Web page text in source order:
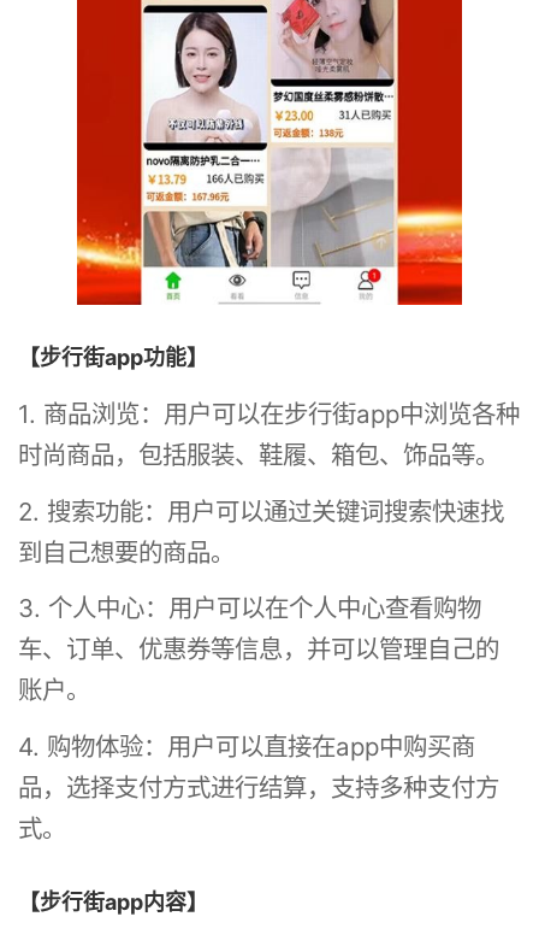
【步行街app功能】
1. 商品浏览：用户可以在步行街app中浏览各种
时尚商品，包括服装、鞋履、箱包、饰品等。
2. 搜索功能：用户可以通过关键词搜索快速找
到自己想要的商品。
3. 个人中心：用户可以在个人中心查看购物
车、订单、优惠券等信息，并可以管理自己的
账户。
4. 购物体验：用户可以直接在app中购买商
品，选择支付方式进行结算，支持多种支付方
式。
【步行街app内容】